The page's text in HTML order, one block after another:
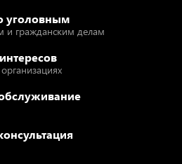
уголовным
и гражданским делам